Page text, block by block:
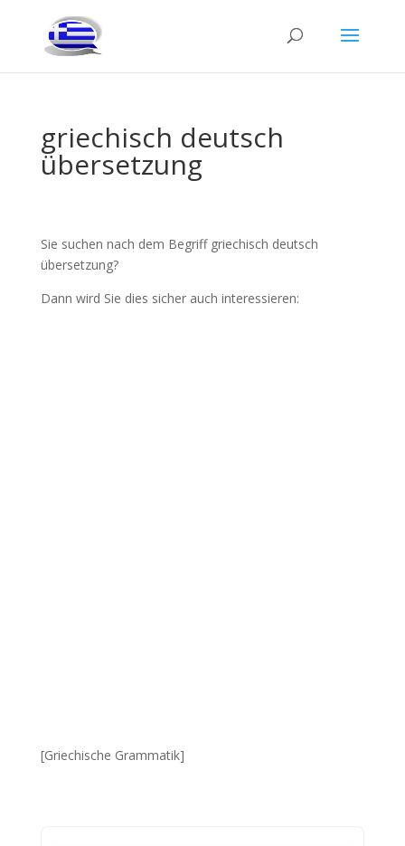
griechisch deutsch
übersetzung
Sie suchen nach dem Begriff griechisch deutsch
übersetzung?
Dann wird Sie dies sicher auch interessieren:
[Griechische Grammatik]